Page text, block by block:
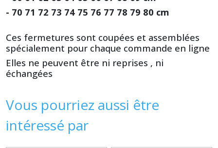
- 70 71 72 73 74 75 76 77 78 79 80 cm
Ces fermetures sont coupées et assemblées
spécialement pour chaque commande en ligne
Elles ne peuvent être ni reprises , ni
échangées
Vous pourriez aussi être
intéressé par